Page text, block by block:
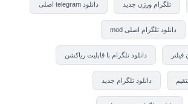
تلگرام ورژن جدید دانلود telegram اصلی
دانلود تلگرام اصلی mod
دانلود تلگرام با قابلیت ریاکشن
دانلود تلگرام جدید